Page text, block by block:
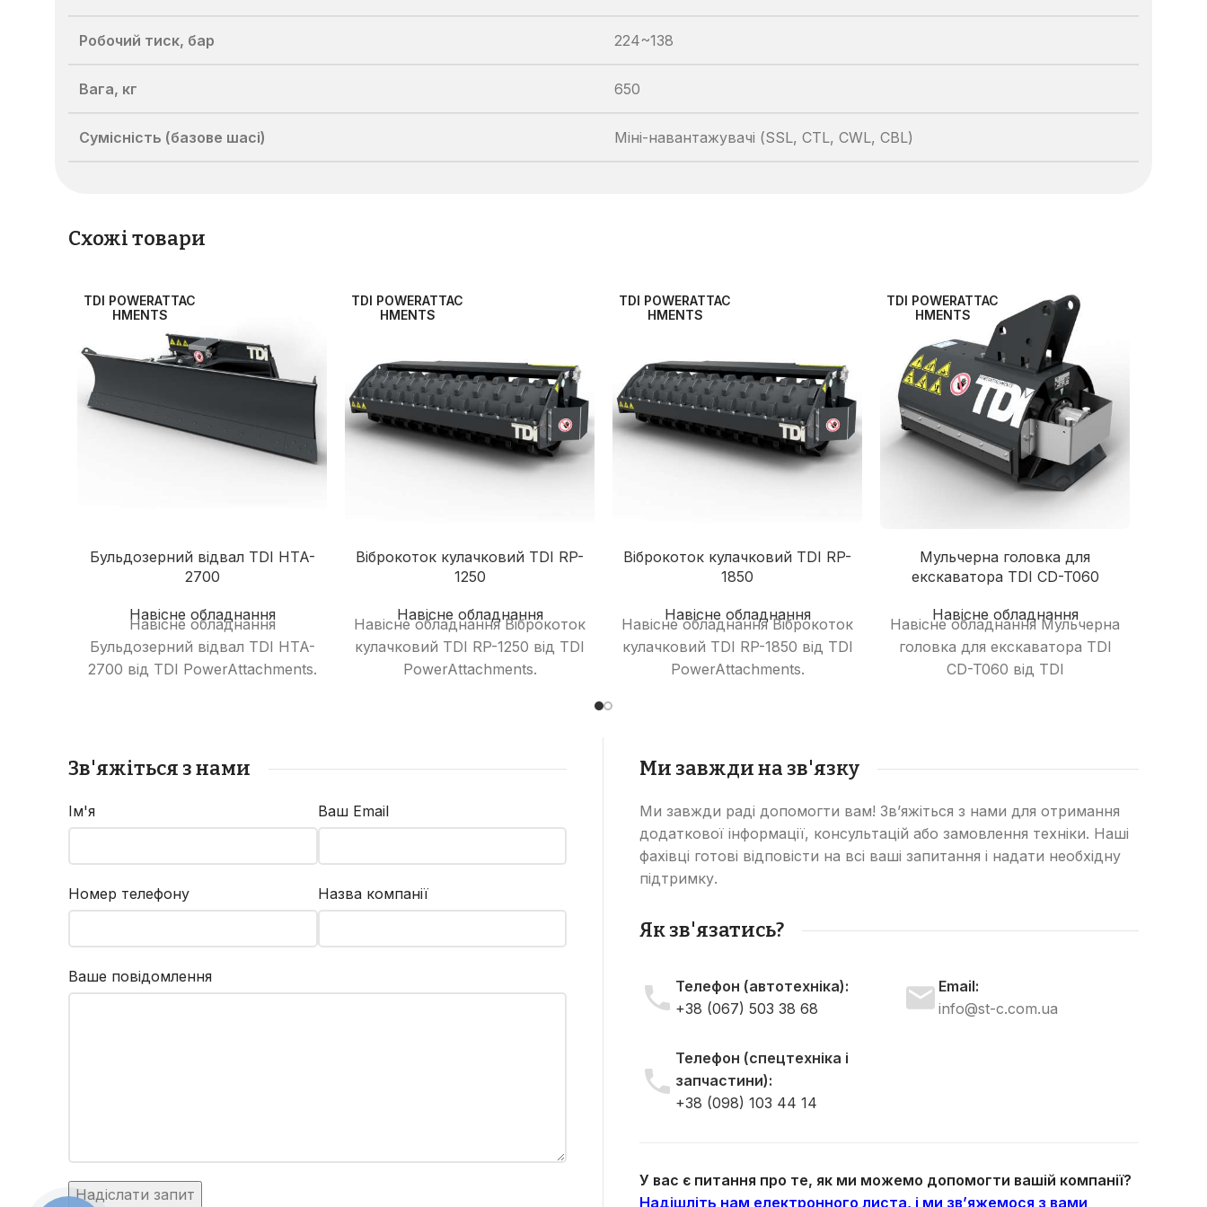
Робочий тиск, бар 224~138
Вага, кг 650
Сумісність (базове шасі) Міні-навантажувачі (SSL, CTL, CWL, CBL)
Схожі товари
TDI POWERATTAC
HMENTS
Бульдозерний відвал TDI HTA-
2700
Навісне обладнання
Навісне обладнання
Бульдозерний відвал TDI HTA-
2700 від TDI PowerAttachments.
TDI POWERATTAC
HMENTS
Віброкоток кулачковий TDI RP-
1250
Навісне обладнання
Навісне обладнання Віброкоток
кулачковий TDI RP-1250 від TDI
PowerAttachments.
TDI POWERATTAC
HMENTS
Віброкоток кулачковий TDI RP-
1850
Навісне обладнання
Навісне обладнання Віброкоток
кулачковий TDI RP-1850 від TDI
PowerAttachments.
TDI POWERATTAC
HMENTS
Мульчерна головка для
екскаватора TDI CD-T060
Навісне обладнання
Навісне обладнання Мульчерна
головка для екскаватора TDI
CD-T060 від TDI
Зв'яжіться з нами
Ім'я Ваш Email
Номер телефону Назва компанії
Ваше повідомлення
Ми завжди на зв'язку
Ми завжди раді допомогти вам! Зв’яжіться з нами для отримання
додаткової інформації, консультацій або замовлення техніки. Наші
фахівці готові відповісти на всі ваші запитання і надати необхідну
підтримку.
Як зв'язатись?
Телефон (автотехніка):
+38 (067) 503 38 68
Телефон (спецтехніка і
запчастини):
+38 (098) 103 44 14
Email:
info@st-c.com.ua
У вас є питання про те, як ми можемо допомогти вашій компанії?
Надішліть нам електронного листа, і ми зв’яжемося з вами